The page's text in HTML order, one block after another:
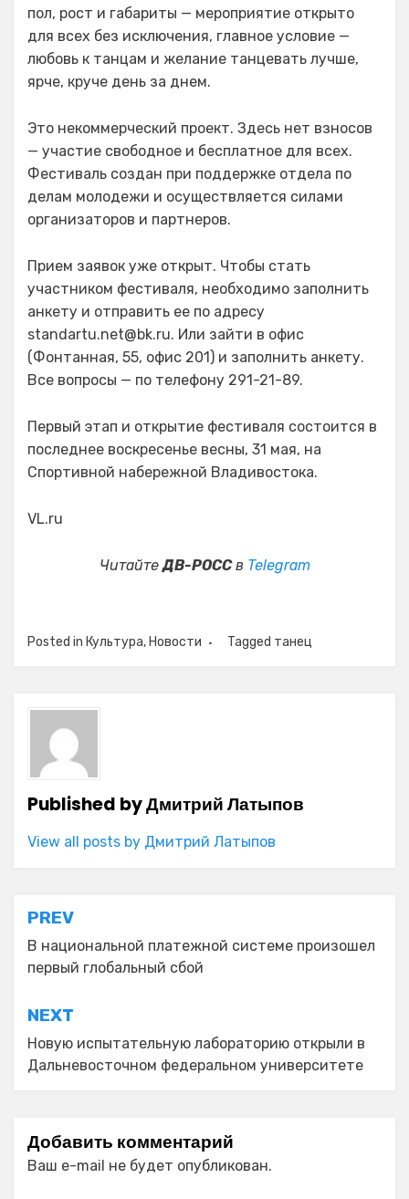
пол, рост и габариты — мероприятие открыто
для всех без исключения, главное условие —
любовь к танцам и желание танцевать лучше,
ярче, круче день за днем.
Это некоммерческий проект. Здесь нет взносов
— участие свободное и бесплатное для всех.
Фестиваль создан при поддержке отдела по
делам молодежи и осуществляется силами
организаторов и партнеров.
Прием заявок уже открыт. Чтобы стать
участником фестиваля, необходимо заполнить
анкету и отправить ее по адресу
standartu.net@bk.ru. Или зайти в офис
(Фонтанная, 55, офис 201) и заполнить анкету.
Все вопросы — по телефону 291-21-89.
Первый этап и открытие фестиваля состоится в
последнее воскресенье весны, 31 мая, на
Спортивной набережной Владивостока.
VL.ru
ЧитайтеДВ-РОССв Telegram
Posted in Культура, Новости Tagged танец
Published byДмитрий Латыпов
View all posts by Дмитрий Латыпов
Навигация
по
записям
PREV
В национальной платежной системе произошел
первый глобальный сбой
NEXT
Новую испытательную лабораторию открыли в
Дальневосточном федеральном университете
Добавить комментарий
Ваш e-mail не будет опубликован.